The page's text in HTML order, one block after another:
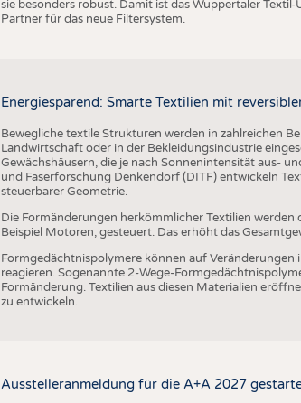
sie besonders robust. Damit ist das Wuppertaler
Partner für das neue Filtersystem.
Energiesparend: Smarte Textilien mit
Bewegliche textile Strukturen werden in zahlreichen
Landwirtschaft oder in der Bekleidungsindustrie
Gewächshäusern, die je nach Sonnenintensität aus-
und Faserforschung Denkendorf (DITF) entwickeln
steuerbarer Geometrie.
Die Formänderungen herkömmlicher Textilien
Beispiel Motoren, gesteuert. Das erhöht das
Formgedächtnispolymere können auf
reagieren. Sogenannte 2-Wege-
Formänderung. Textilien aus diesen Materialien
zu entwickeln.
Ausstelleranmeldung für die A+A 2027